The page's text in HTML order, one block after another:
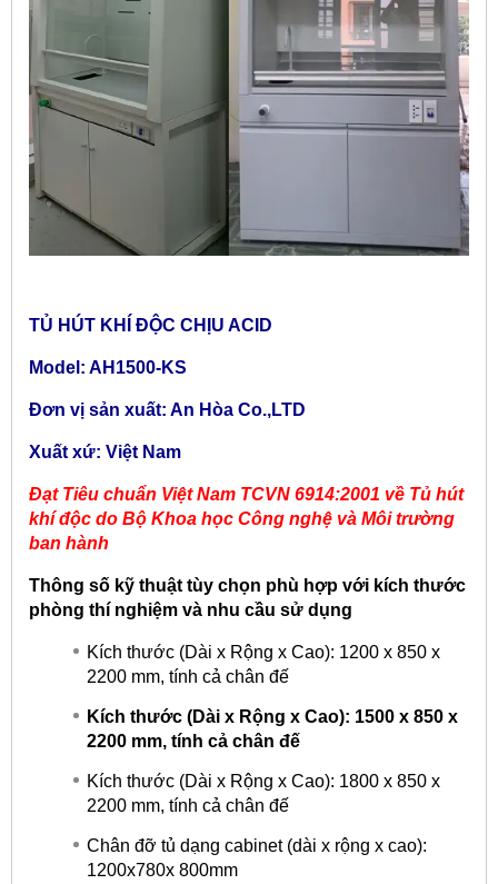
TỦ HÚT KHÍ ĐỘC CHỊU ACID
Model: AH1500-KS
Đơn vị sản xuất: An Hòa Co.,LTD
Xuất xứ: Việt Nam
Đạt Tiêu chuẩn Việt Nam TCVN 6914:2001 về Tủ hút
khí độc do Bộ Khoa học Công nghệ và Môi trường
ban hành
Thông số kỹ thuật tùy chọn phù hợp với kích thước
phòng thí nghiệm và nhu cầu sử dụng
Kích thước (Dài x Rộng x Cao): 1200 x 850 x
2200 mm, tính cả chân đế
Kích thước (Dài x Rộng x Cao): 1500 x 850 x
2200 mm, tính cả chân đế
Kích thước (Dài x Rộng x Cao): 1800 x 850 x
2200 mm, tính cả chân đế
Chân đỡ tủ dạng cabinet (dài x rộng x cao):
1200x780x 800mm